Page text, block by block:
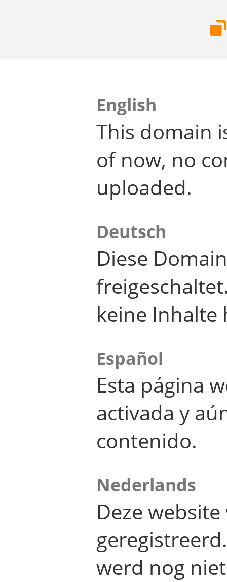
English
This domain
of now, no
uploaded.
Deutsch
Diese
keine Inhalte
Español
Esta página
activada y
contenido.
Nederlands
Deze
werd nog